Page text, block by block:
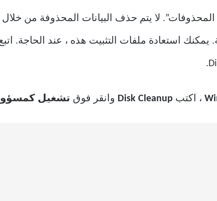
لا يتم حذف البيانات المحذوفة من خلال
يمكنك استعادة ملفات التثبيت هذه ، عند الحاجة.
، اكتب وانقر فوق تشغيل